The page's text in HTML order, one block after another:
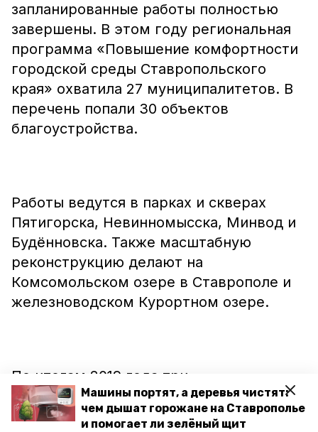
Машины портят, а деревья чистят:
чем дышат горожане на Ставрополье
и помогает ли зелёный щит
запланированные работы полностью
завершены. В этом году региональная
программа «Повышение комфортности
городской среды Ставропольского
края» охватила 27 муниципалитетов. В
перечень попали 30 объектов
благоустройства.
Работы ведутся в парках и скверах
Пятигорска, Невинномысска, Минвод и
Будённовска. Также масштабную
реконструкцию делают на
Комсомольском озере в Ставрополе и
железноводском Курортном озере.
По итогам 2019 года три
ставропольских проекта
благоустройства были признаны